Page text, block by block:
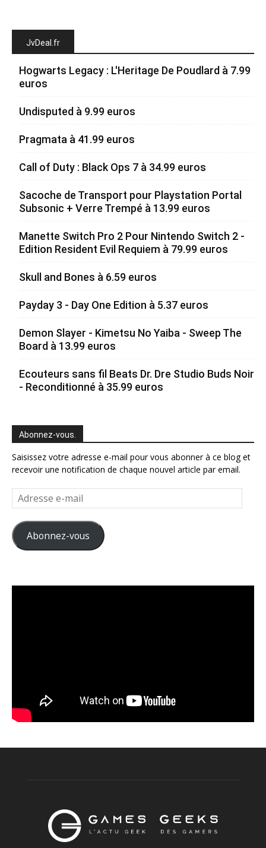
JvDeal.fr
Hogwarts Legacy : L'Heritage De Poudlard à 7.99
euros
Undisputed à 9.99 euros
Pragmata à 41.99 euros
Call of Duty : Black Ops 7 à 34.99 euros
Sacoche de Transport pour Playstation Portal
Subsonic + Verre Trempé à 13.99 euros
Manette Switch Pro 2 Pour Nintendo Switch 2 -
Edition Resident Evil Requiem à 79.99 euros
Skull and Bones à 6.59 euros
Payday 3 - Day One Edition à 5.37 euros
Demon Slayer - Kimetsu No Yaiba - Sweep The
Board à 13.99 euros
Ecouteurs sans fil Beats Dr. Dre Studio Buds Noir
- Reconditionné à 35.99 euros
Abonnez-vous.
Saisissez votre adresse e-mail pour vous abonner à ce blog et
recevoir une notification de chaque nouvel article par email.
Adresse
e-
mail
Abonnez-vous